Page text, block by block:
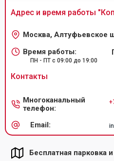
Адрес и время работы "
Москва, Алтуфьевское
Время работы:
ПН - ПТ с 09:00 до 19:00
Контакты
Многоканальный
телефон:
Email:
Бесплатная парковка